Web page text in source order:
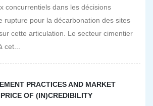
concurrentiels dans les décisions
rupture pour la décarbonation des sites
cette articulation. Le secteur cimentier
PRACTICES AND MARKET
OF (IN)CREDIBILITY